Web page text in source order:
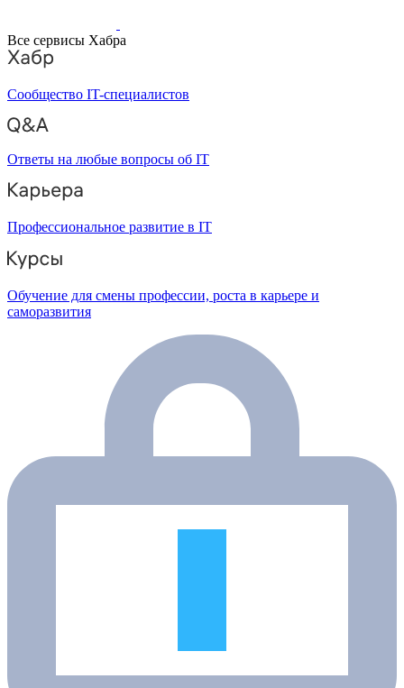
Все сервисы Хабра
Сообщество IT-специалистов
Ответы на любые вопросы об IT
Профессиональное развитие в IT
Обучение для смены профессии, роста в карьере и
саморазвития